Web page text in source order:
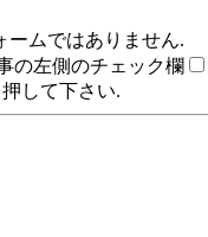
ームではありません.
の左側のチェック欄
して下さい.